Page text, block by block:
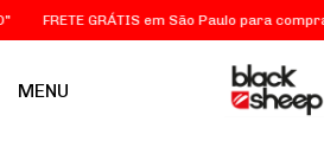
FRETE GRÁTIS em São Paulo para compras
MENU